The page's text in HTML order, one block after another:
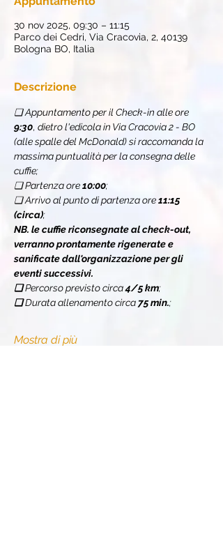
30 nov 2025, 09:30 – 11:15
Parco dei Cedri, Via Cracovia, 2, 40139
Bologna BO, Italia
Descrizione
❏ Appuntamento per il Check-in alle ore
9:30, dietro l'edicola in Via Cracovia 2 - BO
(alle spalle del McDonald) si raccomanda la
massima puntualità per la consegna delle
cuffie;
❏ Partenza ore 10:00;
❏ Arrivo al punto di partenza ore 11:15
(circa);
NB. le cuffie riconsegnate al check-out,
verranno prontamente rigenerate e
sanificate dall'organizzazione per gli
eventi successivi.
❏ Percorso previsto circa 4/5 km;
❏ Durata allenamento circa 75 min.;
Mostra di più